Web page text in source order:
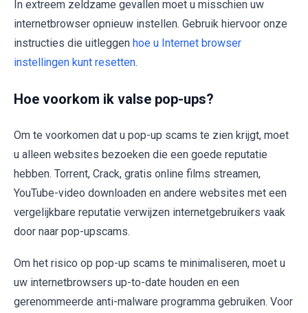
In extreem zeldzame gevallen moet u misschien uw
internetbrowser opnieuw instellen. Gebruik hiervoor onze
instructies die uitleggen hoe u Internet browser
instellingen kunt resetten.
Hoe voorkom ik valse pop-ups?
Om te voorkomen dat u pop-up scams te zien krijgt, moet
u alleen websites bezoeken die een goede reputatie
hebben. Torrent, Crack, gratis online films streamen,
YouTube-video downloaden en andere websites met een
vergelijkbare reputatie verwijzen internetgebruikers vaak
door naar pop-upscams.
Om het risico op pop-up scams te minimaliseren, moet u
uw internetbrowsers up-to-date houden en een
gerenommeerde anti-malware programma gebruiken. Voor